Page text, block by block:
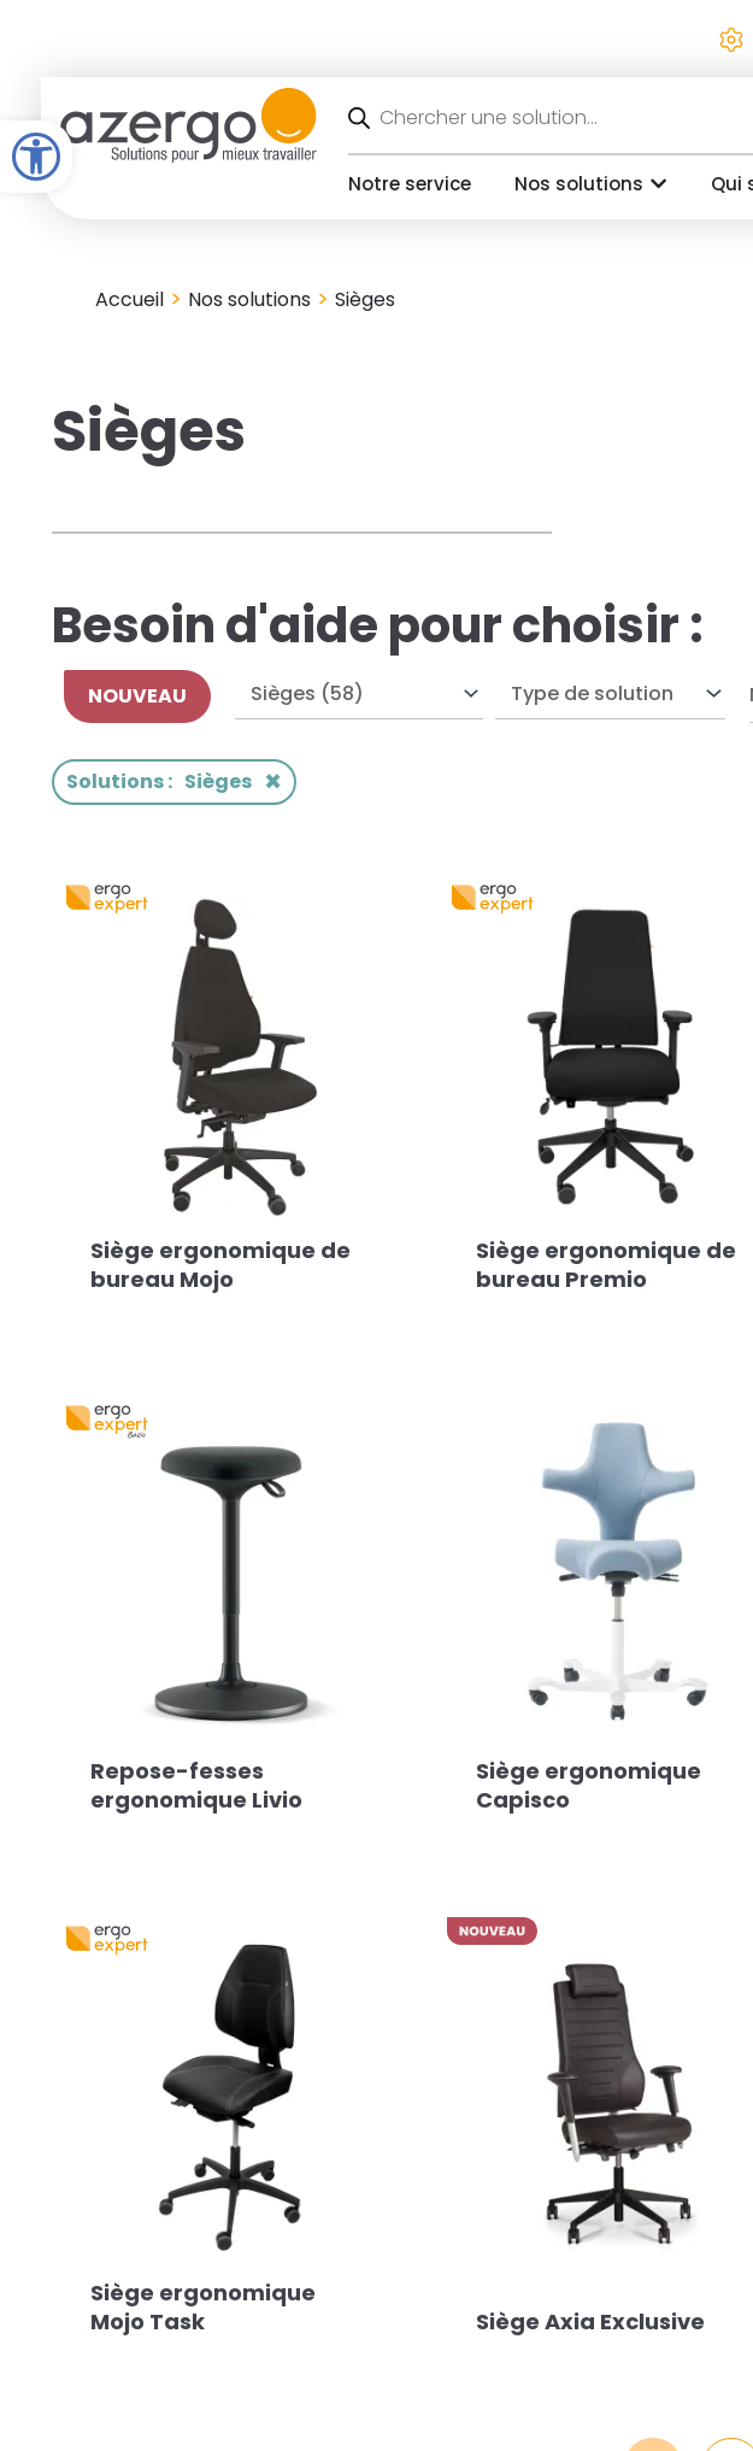
Open toolbar de
produits
Notre service Nos solutions Qui
Accueil > Nos solutions >Sièges
Sièges
Besoin d'aide pour choisir :
NOUVEAU
Solutions: Sièges ×
Siège ergonomique de
bureau Mojo
Siège ergonomique de
bureau Premio
Repose-fesses
ergonomique Livio
Siège ergonomique
Capisco
Siège ergonomique
Mojo Task
Siège Axia Exclusive